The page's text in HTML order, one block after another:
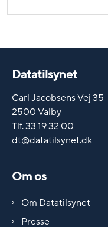
Datatilsynet
Carl Jacobsens Vej 35
2500 Valby
Tlf. 33 19 32 00
dt@datatilsynet.dk
Om os
Om Datatilsynet
Presse